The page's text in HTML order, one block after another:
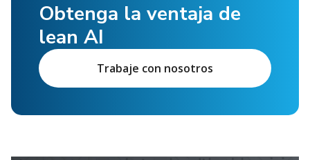
Obtenga la ventaja de
lean AI
Trabaje con nosotros